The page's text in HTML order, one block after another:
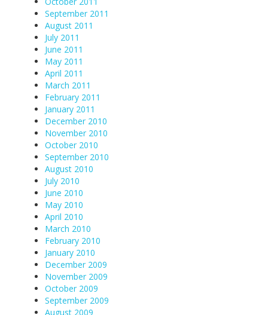
September 2011
August 2011
July 2011
June 2011
May 2011
April 2011
March 2011
February 2011
January 2011
December 2010
November 2010
October 2010
September 2010
August 2010
July 2010
June 2010
May 2010
April 2010
March 2010
February 2010
January 2010
December 2009
November 2009
October 2009
September 2009
August 2009